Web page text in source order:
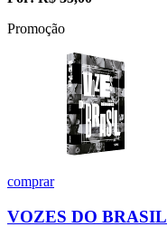
Promoção
comprar
VOZES DO BRASIL